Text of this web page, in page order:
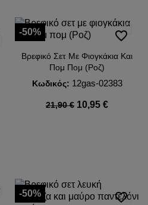
Βρεφικό Σετ Με Φιογκάκια Και
Πομ Πομ (Ροζ)
Κωδικός: 12gas-02383
21,90 € 10,95 €
-50% favorite_border
-50% favorite_border